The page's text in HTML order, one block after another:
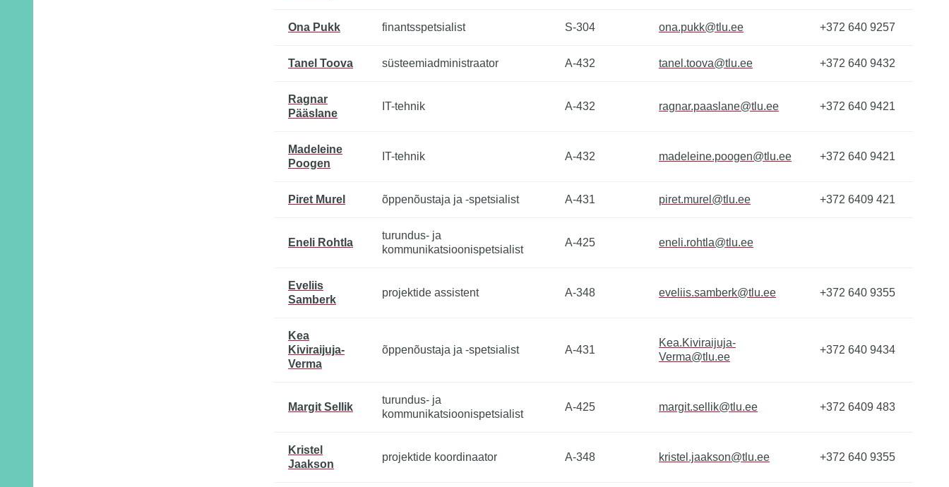
Ona Pukk finantsspetsialist S-304 ona.pukk@tlu.ee +372 640 9257
Tanel Toova süsteemiadministraator A-432 tanel.toova@tlu.ee +372 640 9432
Ragnar
Pääslane
IT-tehnik A-432 ragnar.paaslane@tlu.ee +372 640 9421
Madeleine
Poogen
IT-tehnik A-432 madeleine.poogen@tlu.ee +372 640 9421
Piret Murel õppenõustaja ja -spetsialist A-431 piret.murel@tlu.ee +372 6409 421
Eneli Rohtla
turundus- ja
kommunikatsioonispetsialist
A-425 eneli.rohtla@tlu.ee
Eveliis
Samberk
projektide assistent A-348 eveliis.samberk@tlu.ee +372 640 9355
Kea
Kiviraijuja-
Verma
õppenõustaja ja -spetsialist A-431
Kea.Kiviraijuja-
Verma@tlu.ee
+372 640 9434
Margit Sellik
turundus- ja
kommunikatsioonispetsialist
A-425 margit.sellik@tlu.ee +372 6409 483
Kristel
Jaakson
projektide koordinaator A-348 kristel.jaakson@tlu.ee +372 640 9355